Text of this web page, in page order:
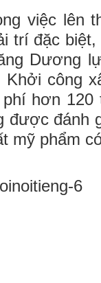
việc lên
trí đặc biệt,
Dương
công
hơn 120
đánh
mỹ phẩm